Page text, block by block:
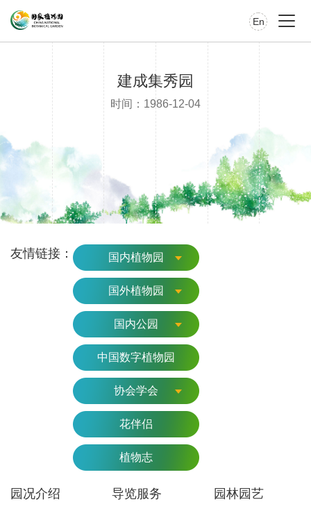
En
建成集秀园
时间：1986-12-04
友情链接： 国内植物园
国外植物园
国内公园
中国数字植物园
协会学会
花伴侣
植物志
园况介绍 导览服务 园林园艺